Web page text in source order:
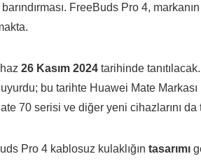
barındırması. FreeBuds Pro 4,
26 Kasım 2024 tarihinde
duyurdu; bu tarihte Huawei Mate
70 serisi ve diğer yeni cihazlarını da
Pro 4 kablosuz kulaklığın tasarımı